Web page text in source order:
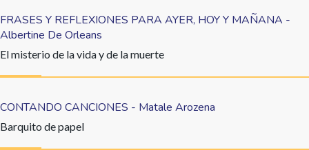
FRASES Y REFLEXIONES PARA AYER, HOY Y MAÑANA -
Albertine De Orleans
El misterio de la vida y de la muerte
CONTANDO CANCIONES - Matale Arozena
Barquito de papel